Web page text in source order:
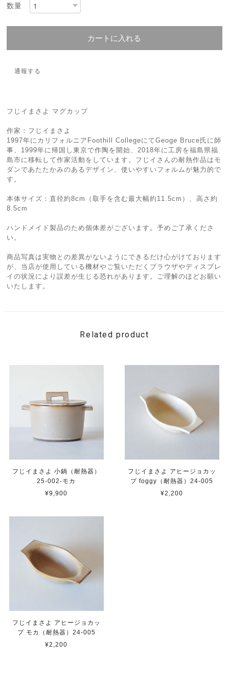
数量
カートに入れる
通報する
フじイまさよ マグカップ
作家：フじイまさよ
1997年にカリフォルニアFoothill CollegeにてGeoge Bruce氏に師
事、1999年に帰国し東京で作陶を開始、2018年に工房を福島県福
島市に移転して作家活動をしています。フじイさんの耐熱作品はモ
ダンであたたかみのあるデザイン、使いやすいフォルムが魅力的で
す。
本体サイズ：直径約8cm（取手を含む最大幅約11.5cm）、高さ約
8.5cm
ハンドメイド製品のため個体差がございます。予めご了承くださ
い。
商品写真は実物との差異がないようにできるだけ心がけております
が、当店が使用している機材やご覧いただくブラウザやディスプレ
イの状況により誤差が生じる恐れがあります。ご理解のほどお願い
いたします。
Related product
フじイまさよ 小鍋（耐熱器）
25-002-モカ
¥9,900
フじイまさよ アヒージョカッ
プ foggy（耐熱器）24-005
¥2,200
フじイまさよ アヒージョカッ
プ モカ（耐熱器）24-005
¥2,200